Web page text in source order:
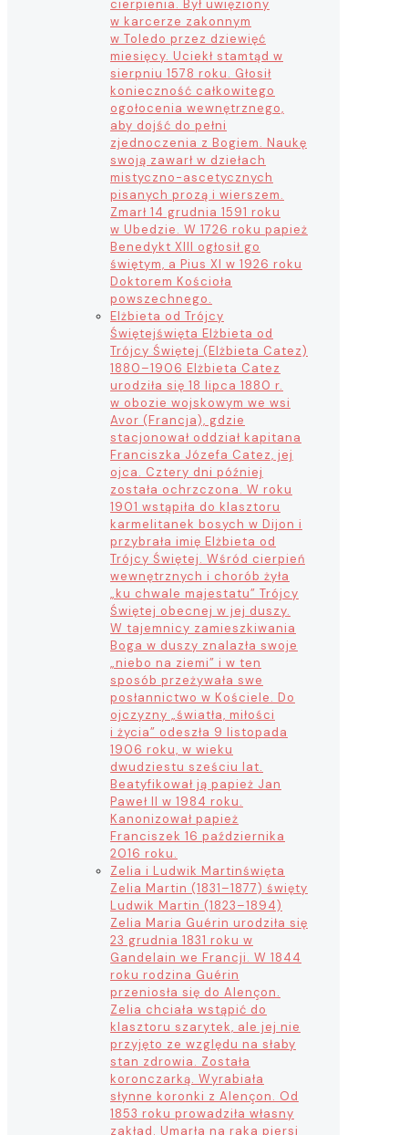
cierpienia. Był uwięziony
w karcerze zakonnym
w Toledo przez dziewięć
miesięcy. Uciekł stamtąd w
sierpniu 1578 roku. Głosił
konieczność całkowitego
ogołocenia wewnętrznego,
aby dojść do pełni
zjednoczenia z Bogiem. Naukę
swoją zawarł w dziełach
mistyczno-ascetycznych
pisanych prozą i wierszem.
Zmarł 14 grudnia 1591 roku
w Ubedzie. W 1726 roku papież
Benedykt XIII ogłosił go
świętym, a Pius XI w 1926 roku
Doktorem Kościoła
powszechnego.
Elżbieta od Trójcy
Świętejświęta Elżbieta od
Trójcy Świętej (Elżbieta Catez)
1880–1906 Elżbieta Catez
urodziła się 18 lipca 1880 r.
w obozie wojskowym we wsi
Avor (Francja), gdzie
stacjonował oddział kapitana
Franciszka Józefa Catez, jej
ojca. Cztery dni później
została ochrzczona. W roku
1901 wstąpiła do klasztoru
karmelitanek bosych w Dijon i
przybrała imię Elżbieta od
Trójcy Świętej. Wśród cierpień
wewnętrznych i chorób żyła
„ku chwale majestatu” Trójcy
Świętej obecnej w jej duszy.
W tajemnicy zamieszkiwania
Boga w duszy znalazła swoje
„niebo na ziemi” i w ten
sposób przeżywała swe
posłannictwo w Kościele. Do
ojczyzny „światła, miłości
i życia” odeszła 9 listopada
1906 roku, w wieku
dwudziestu sześciu lat.
Beatyfikował ją papież Jan
Paweł II w 1984 roku.
Kanonizował papież
Franciszek 16 października
2016 roku.
Zelia i Ludwik Martinświęta
Zelia Martin (1831–1877) święty
Ludwik Martin (1823–1894)
Zelia Maria Guérin urodziła się
23 grudnia 1831 roku w
Gandelain we Francji. W 1844
roku rodzina Guérin
przeniosła się do Alençon.
Zelia chciała wstąpić do
klasztoru szarytek, ale jej nie
przyjęto ze względu na słaby
stan zdrowia. Została
koronczarką. Wyrabiała
słynne koronki z Alençon. Od
1853 roku prowadziła własny
zakład. Umarła na raka piersi